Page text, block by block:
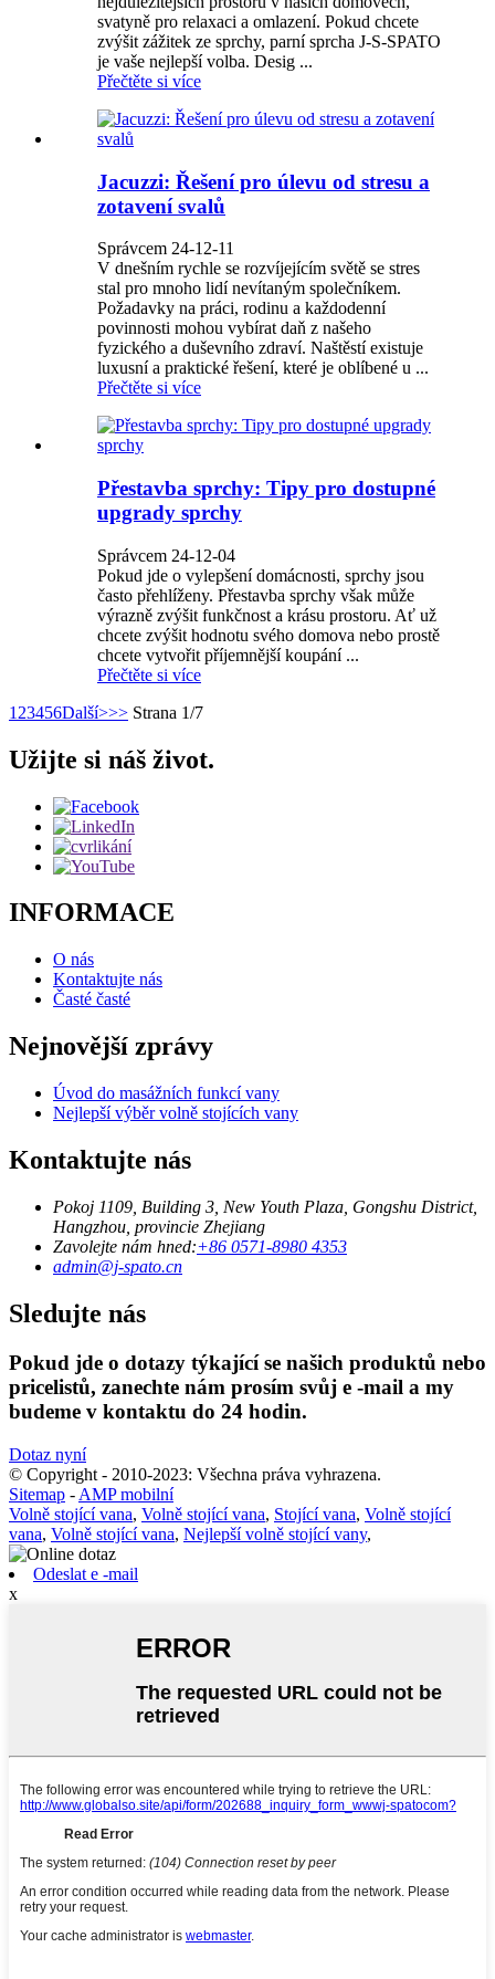
svatyně pro relaxaci a omlazení. Pokud chcete
zvýšit zážitek ze sprchy, parní sprcha J-S-SPATO
je vaše nejlepší volba. Desig ...
Přečtěte si více
Jacuzzi: Řešení pro úlevu od stresu a
zotavení svalů
Správcem 24-12-11
V dnešním rychle se rozvíjejícím světě se stres
stal pro mnoho lidí nevítaným společníkem.
Požadavky na práci, rodinu a každodenní
povinnosti mohou vybírat daň z našeho
fyzického a duševního zdraví. Naštěstí existuje
luxusní a praktické řešení, které je oblíbené u ...
Přečtěte si více
Přestavba sprchy: Tipy pro dostupné
upgrady sprchy
Správcem 24-12-04
Pokud jde o vylepšení domácnosti, sprchy jsou
často přehlíženy. Přestavba sprchy však může
výrazně zvýšit funkčnost a krásu prostoru. Ať už
chcete zvýšit hodnotu svého domova nebo prostě
chcete vytvořit příjemnější koupání ...
Přečtěte si více
1 23456Další>>> Strana 1/7
Užijte si náš život.
INFORMACE
O nás
Kontaktujte nás
Časté časté
Nejnovější zprávy
Úvod do masážních funkcí vany
Nejlepší výběr volně stojících vany
Kontaktujte nás
Pokoj 1109, Building 3, New Youth Plaza, Gongshu District,
Hangzhou, provincie Zhejiang
Zavolejte nám hned:+86 0571-8980 4353
admin@j-spato.cn
Sledujte nás
Pokud jde o dotazy týkající se našich produktů nebo
pricelistů, zanechte nám prosím svůj e -mail a my
budeme v kontaktu do 24 hodin.
Dotaz nyní
© Copyright - 2010-2023: Všechna práva vyhrazena.
Sitemap - AMP mobilní
Volně stojící vana, Volně stojící vana, Stojící vana, Volně stojící
vana, Volně stojící vana, Nejlepší volně stojící vany,
Odeslat e -mail
x